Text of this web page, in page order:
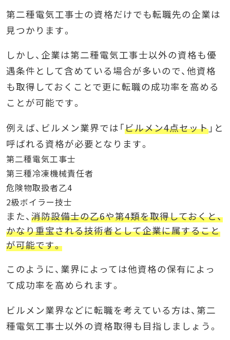
第二種電気工事士の資格だけでも転職先の企業は
見つかります。
しかし、企業は第二種電気工事士以外の資格も優
遇条件として含めている場合が多いので、他資格
も取得しておくことで更に転職の成功率を高める
ことが可能です。
例えば、ビルメン業界では「ビルメン4点セット」と
呼ばれる資格が必要となります。
第二種電気工事士
第三種冷凍機械責任者
危険物取扱者乙4
2級ボイラー技士
また、 消防設備士の乙6や第4類を取得しておくと、
かなり重宝される技術者として企業に属すること
が可能です。
このように、業界によっては他資格の保有によっ
て成功率を高められます。
ビルメン業界などに転職を考えている方は、第二
種電気工事士以外の資格取得も目指しましょう。